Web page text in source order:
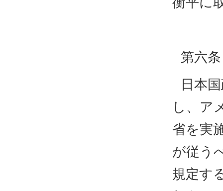
第六条
日本
し、ア
省を実
が従う
規定す